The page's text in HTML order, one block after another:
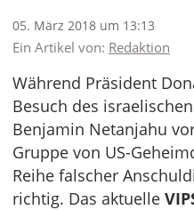
05. März 2018 um 13:13
Ein Artikel von: Redaktion
Während Präsident
Besuch des
Benjamin Netanjahu
Gruppe von US-
Reihe falscher
richtig. Das aktuelle